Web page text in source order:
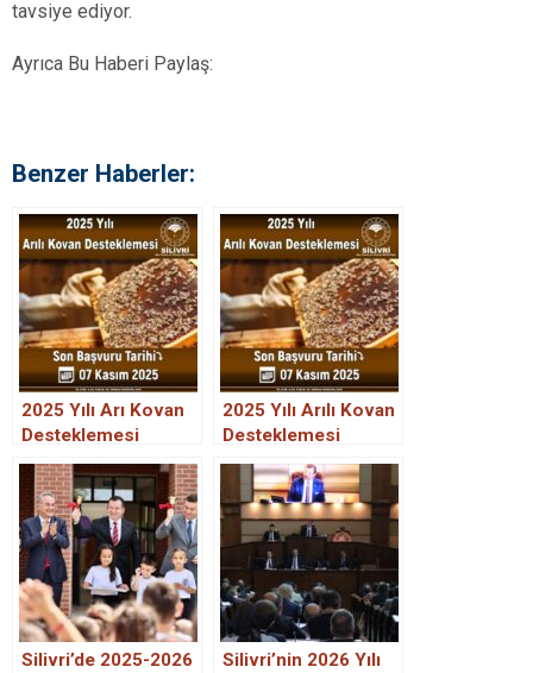
tavsiye ediyor.
Ayrıca Bu Haberi Paylaş:
Benzer Haberler:
2025 Yılı Arı Kovan
Desteklemesi
Başvuruları Başladı
2025 Yılı Arılı Kovan
Desteklemesi
Başvuruları Başladı!
Son Tarih: 7 Kasım
2025
Silivri’de 2025-2026
Silivri’nin 2026 Yılı